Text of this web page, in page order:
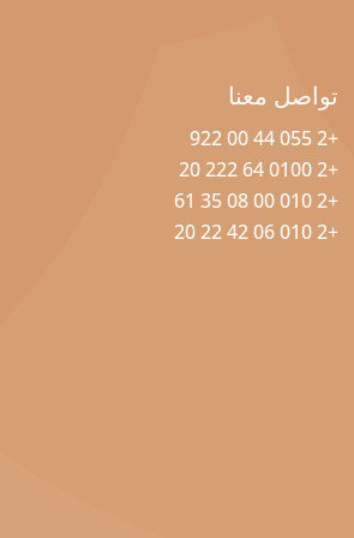
تواصل معنا
+2 055 44 00 922
+2 0100 64 222 20
+2 010 00 08 35 61
+2 010 06 42 22 20